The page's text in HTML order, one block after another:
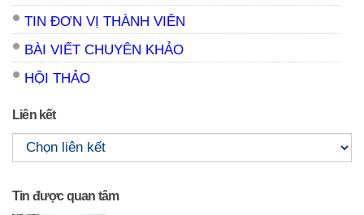
TIN ĐƠN VỊ THÀNH VIÊN
BÀI VIẾT CHUYÊN KHẢO
HỘI THẢO
Liên kết
Tin được quan tâm